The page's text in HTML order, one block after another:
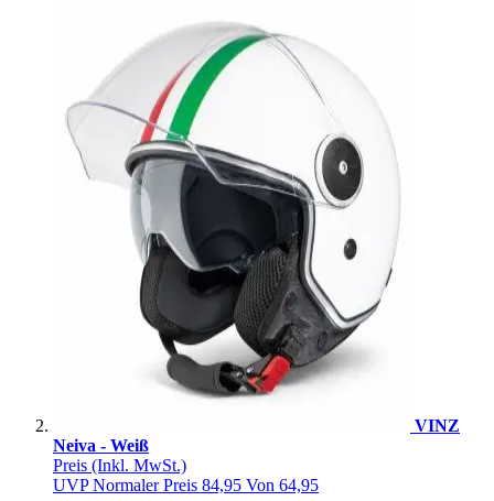
VINZ
Neiva - Weiß
Preis (Inkl. MwSt.)
UVPNormaler Preis 84,95 Von 64,95